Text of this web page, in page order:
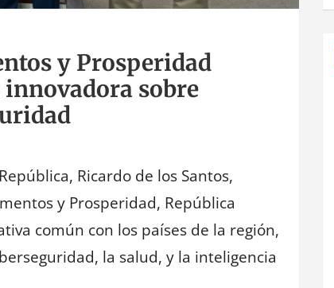
y Prosperidad
sobre
Ricardo de los Santos,
y Prosperidad, República
común con los países de la región,
la salud, y la inteligencia